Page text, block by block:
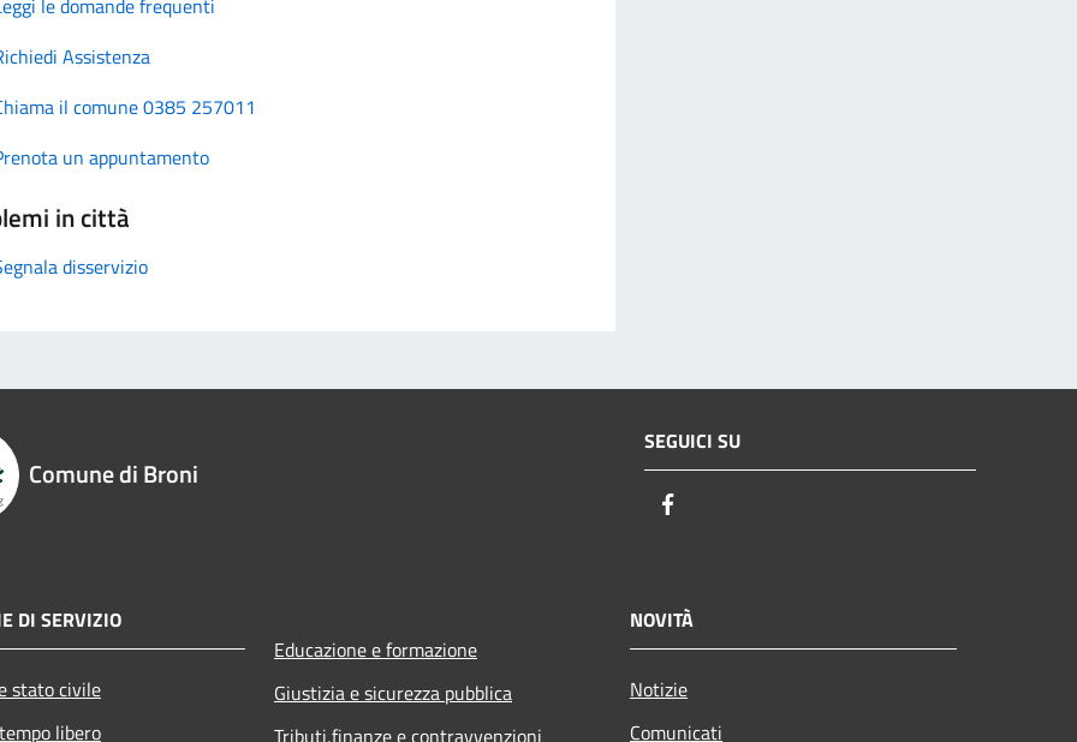
Assistenza
il comune 0385 257011
un appuntamento
in città
disservizio
Comune di Broni
SEGUICI SU
DI SERVIZIO
stato civile
libero
Educazione e formazione
Giustizia e sicurezza pubblica
Tributi,finanze e contravvenzioni
NOVITÀ
Notizie
Comunicati